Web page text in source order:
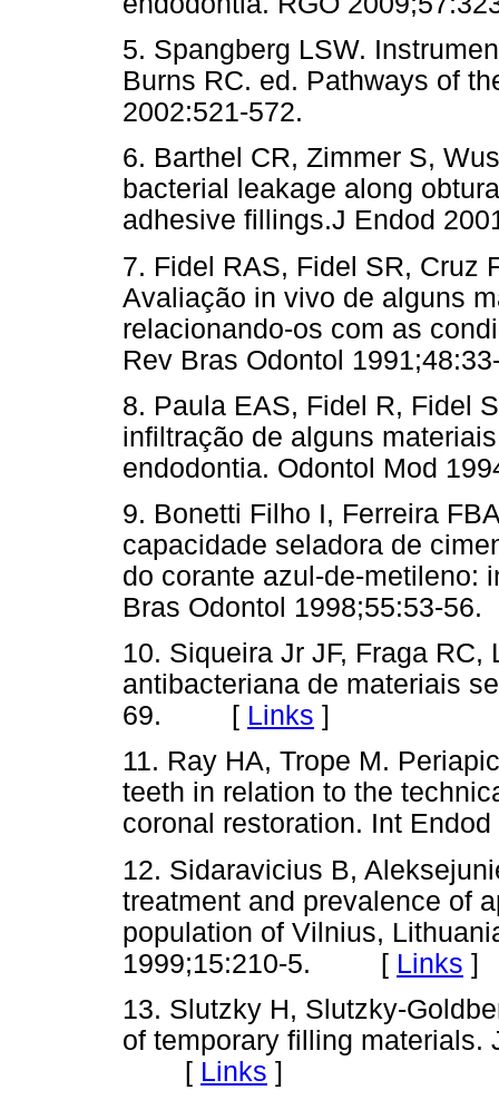
5. Spangberg LSW.
Burns RC. ed. Pathways of
2002:521-572.
6. Barthel CR, Zimmer S,
bacterial leakage along
adhesive fillings.J Endod
7. Fidel RAS, Fidel SR, Cruz
Avaliação in vivo de alguns
relacionando-os com as
Rev Bras Odontol
8. Paula EAS, Fidel R, Fidel
infiltração de alguns
endodontia. Odontol Mod
9. Bonetti Filho I, Ferreira
capacidade seladora de
do corante azul-de-metileno:
Bras Odontol
10. Siqueira Jr JF, Fraga
antibacteriana de materiais
69. [ Links ]
11. Ray HA, Trope M.
teeth in relation to the
coronal restoration. Int
12. Sidaravicius B,
treatment and prevalence of
population of Vilnius,
1999;15:210-5. [ Links ]
13. Slutzky H, Slutzky-
of temporary filling materials.
[ Links ]